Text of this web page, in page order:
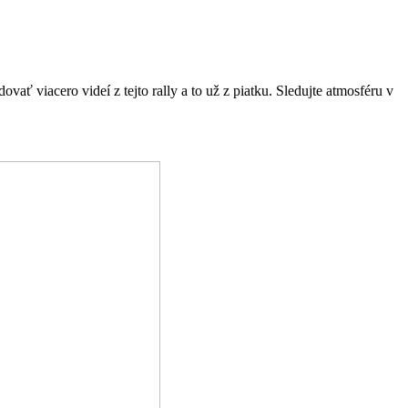
viacero videí z tejto rally a to už z piatku. Sledujte atmosféru v